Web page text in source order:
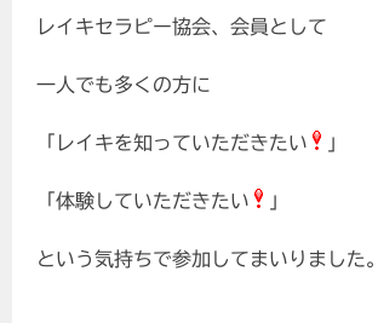
レイキセラピー協会、会員として
一人でも多くの方に
「レイキを知っていただきたい 」
「体験していただきたい 」
という気持ちで参加してまいりました。